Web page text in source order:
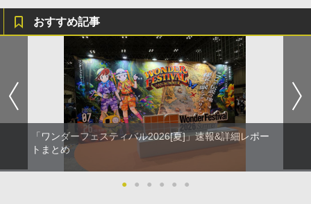
おすすめ記事
「ワンダーフェスティバル2026[夏]」速報&詳細レポー
トまとめ
● ● ● ● ● ●